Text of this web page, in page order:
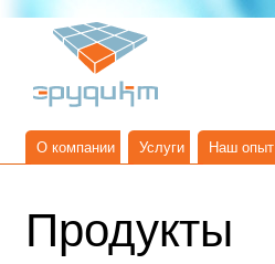
О компании Услуги Наш опыт
Продукты